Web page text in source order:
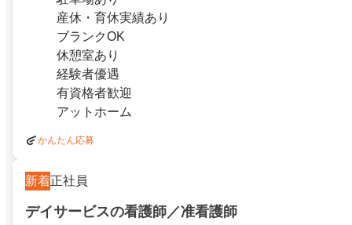
産休・育休実績あり
ブランクOK
休憩室あり
経験者優遇
有資格者歓迎
アットホーム
かんたん応募
新着正社員
デイサービスの看護師／准看護師